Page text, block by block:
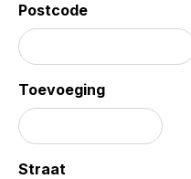
Postcode
Toevoeging
Straat